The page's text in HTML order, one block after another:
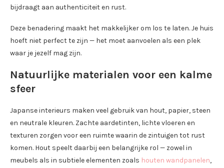
bijdraagt aan authenticiteit en rust.
Deze benadering maakt het makkelijker om los te laten. Je huis
hoeft niet perfect te zijn — het moet aanvoelen als een plek
waar je jezelf mag zijn.
Natuurlijke materialen voor een kalme
sfeer
Japanse interieurs maken veel gebruik van hout, papier, steen
en neutrale kleuren. Zachte aardetinten, lichte vloeren en
texturen zorgen voor een ruimte waarin de zintuigen tot rust
komen. Hout speelt daarbij een belangrijke rol — zowel in
meubels als in subtiele elementen zoals houten wandpanelen,